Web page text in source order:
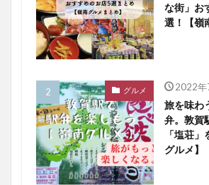
な街」お
選！【嶺
グルメ 2022年
旅を味わ
弁。敦賀
「塩荘
グルメ】